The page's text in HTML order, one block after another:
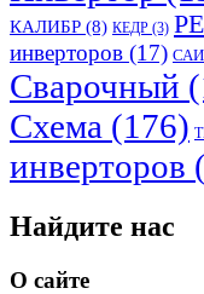
КАЛИБР (8) КЕДР (3)
инверторов (17)
Сварочный
Схема (176)
инверторов
Найдите нас
О сайте